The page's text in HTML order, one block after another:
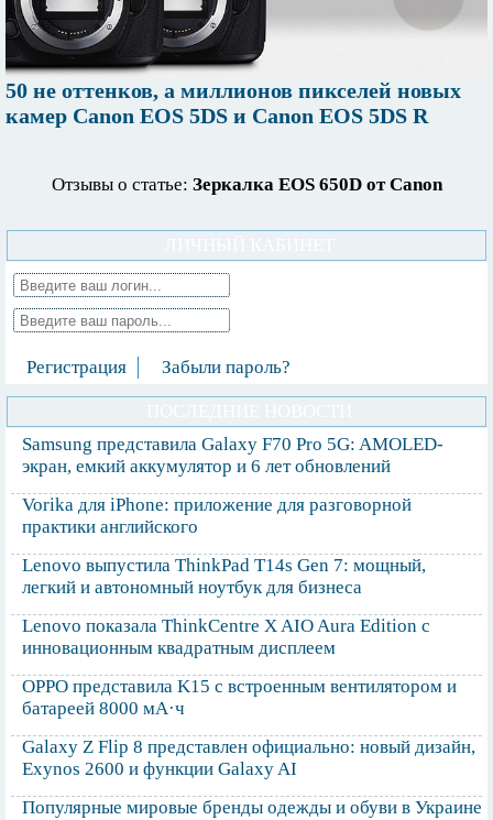
50 не оттенков, а миллионов пикселей новых
камер Canon EOS 5DS и Canon EOS 5DS R
Отзывы о статье: Зеркалка EOS 650D от Canon
Регистрация Забыли пароль?
Samsung представила Galaxy F70 Pro 5G: AMOLED-
экран, емкий аккумулятор и 6 лет обновлений
Vorika для iPhone: приложение для разговорной
практики английского
Lenovo выпустила ThinkPad T14s Gen 7: мощный,
легкий и автономный ноутбук для бизнеса
Lenovo показала ThinkCentre X AIO Aura Edition с
инновационным квадратным дисплеем
OPPO представила K15 с встроенным вентилятором и
батареей 8000 мА·ч
Galaxy Z Flip 8 представлен официально: новый дизайн,
Exynos 2600 и функции Galaxy AI
Популярные мировые бренды одежды и обуви в Украине